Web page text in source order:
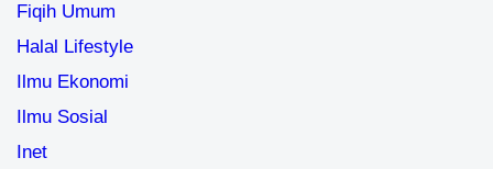
Fiqih Umum
Halal Lifestyle
Ilmu Ekonomi
Ilmu Sosial
Inet